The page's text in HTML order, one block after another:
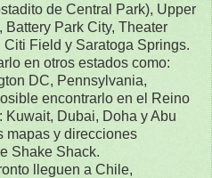
de Central Park), Upper
Park City, Theater
Field y Saratoga Springs.
en otros estados como:
DC, Pennsylvania,
encontrarlo en el Reino
Kuwait, Dubai, Doha y Abu
mapas y direcciones
Shake Shack.
lleguen a Chile,